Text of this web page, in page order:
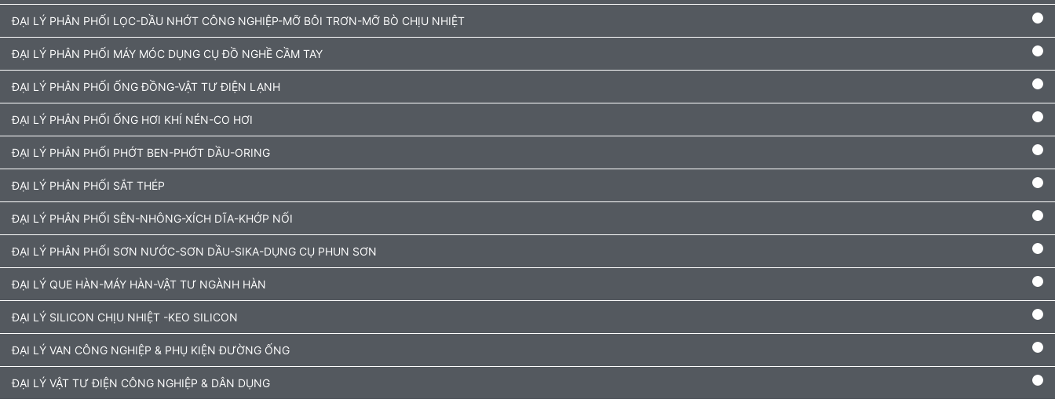
ĐẠI LÝ PHÂN PHỐI LỌC-DẦU NHỚT CÔNG NGHIỆP-MỠ BÔI TRƠN-MỠ BÒ CHỊU NHIỆT
ĐẠI LÝ PHÂN PHỐI MÁY MÓC DỤNG CỤ ĐỒ NGHỀ CẦM TAY
ĐẠI LÝ PHÂN PHỐI ỐNG ĐỒNG-VẬT TƯ ĐIỆN LẠNH
ĐẠI LÝ PHÂN PHỐI ỐNG HƠI KHÍ NÉN-CO HƠI
ĐẠI LÝ PHÂN PHỐI PHỚT BEN-PHỚT DẦU-ORING
ĐẠI LÝ PHÂN PHỐI SẮT THÉP
ĐẠI LÝ PHÂN PHỐI SÊN-NHÔNG-XÍCH DĨA-KHỚP NỐI
ĐẠI LÝ PHÂN PHỐI SƠN NƯỚC-SƠN DẦU-SIKA-DỤNG CỤ PHUN SƠN
ĐẠI LÝ QUE HÀN-MÁY HÀN-VẬT TƯ NGÀNH HÀN
ĐẠI LÝ SILICON CHỊU NHIỆT -KEO SILICON
ĐẠI LÝ VAN CÔNG NGHIỆP & PHỤ KIỆN ĐƯỜNG ỐNG
ĐẠI LÝ VẬT TƯ ĐIỆN CÔNG NGHIỆP & DÂN DỤNG